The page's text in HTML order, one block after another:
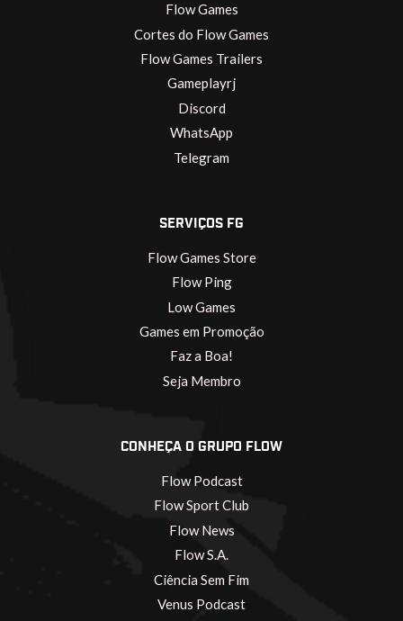
Flow Games
Cortes do Flow Games
Flow Games Trailers
Gameplayrj
Discord
WhatsApp
Telegram
SERVIÇOS FG
Flow Games Store
Flow Ping
Low Games
Games em Promoção
Faz a Boa!
Seja Membro
CONHEÇA O GRUPO FLOW
Flow Podcast
Flow Sport Club
Flow News
Flow S.A.
Ciência Sem Fim
Venus Podcast